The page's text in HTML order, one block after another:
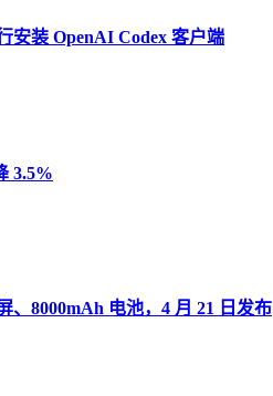
安装 OpenAI Codex 客户端
3.5%
、8000mAh 电池，4 月 21 日发布